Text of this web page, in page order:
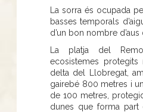
La sorra és ocupada
basses temporals
d’un bon nombre d’aus
La platja del
ecosistemes protegits
delta del Llobregat,
gairebé 800 metres i
de 100 metres,
dunes que forma part